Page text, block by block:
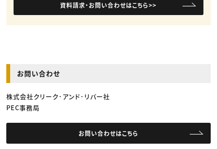
資料請求・お問い合わせはこちら>>
お問い合わせ
株式会社クリーク･アンド･リバー社
PEC事務局
お問い合わせはこちら